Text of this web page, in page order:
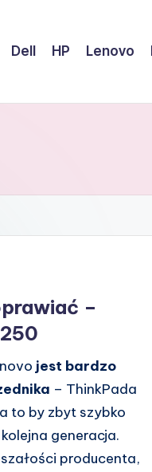
Dell HP Lenovo
–
jest bardzo
– ThinkPada
to by zbyt szybko
generacja.
producenta,